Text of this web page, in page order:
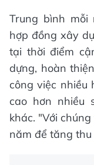
Trung bình
hợp đồng xây
tại thời điểm
dựng, hoàn
công việc nhiều
cao hơn nhiều
khác. "Với
năm để tăng